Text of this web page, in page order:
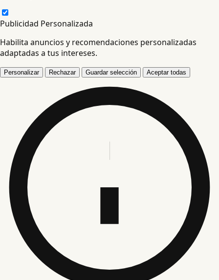
Publicidad Personalizada
Habilita anuncios y recomendaciones personalizadas
adaptadas a tus intereses.
Personalizar Rechazar Guardar selección Aceptar todas